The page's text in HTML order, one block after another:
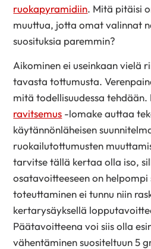
ruokapyramidiin. Mitä pitäisi
muuttua, jotta omat valinnat
suosituksia paremmin?
Aikominen ei useinkaan vielä
tavasta tottumusta.
mitä todellisuudessa
ravitsemus -lomake auttaa
käytännönläheisen
ruokailutottumusten
tarvitse tällä kertaa olla iso,
osatavoitteeseen on helpompi
toteuttaminen ei tunnu niin
kertarysäyksellä
Päätavoitteena voi siis olla
vähentäminen suositeltuun 5